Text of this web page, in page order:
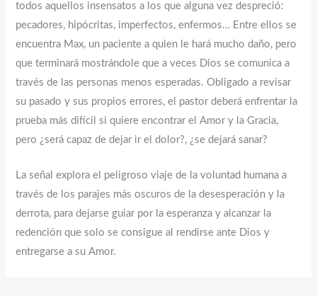
todos aquellos insensatos a los que alguna vez despreció:
pecadores, hipócritas, imperfectos, enfermos… Entre ellos se
encuentra Max, un paciente a quien le hará mucho daño, pero
que terminará mostrándole que a veces Dios se comunica a
través de las personas menos esperadas. Obligado a revisar
su pasado y sus propios errores, el pastor deberá enfrentar la
prueba más difícil si quiere encontrar el Amor y la Gracia,
pero ¿será capaz de dejar ir el dolor?, ¿se dejará sanar?
La señal explora el peligroso viaje de la voluntad humana a
través de los parajes más oscuros de la desesperación y la
derrota, para dejarse guiar por la esperanza y alcanzar la
redención que solo se consigue al rendirse ante Dios y
entregarse a su Amor.